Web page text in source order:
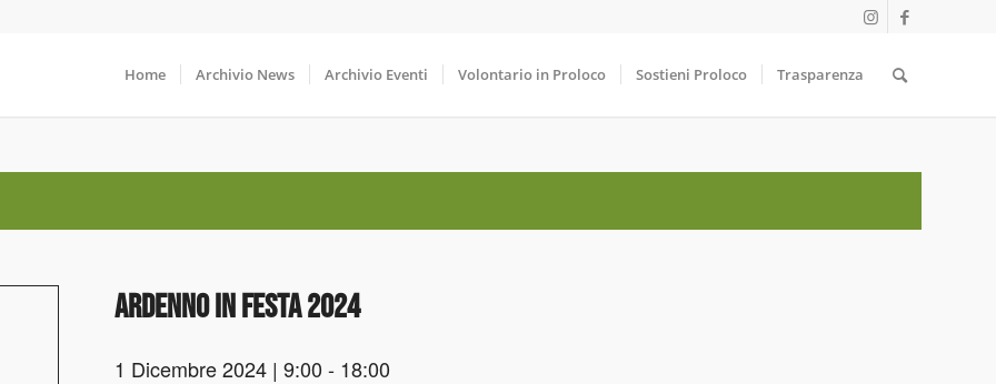
Home Archivio News Archivio Eventi Volontario in Proloco Sostieni Proloco Trasparenza
Ardenno in festa 2024
1 Dicembre 2024 | 9:00 - 18:00